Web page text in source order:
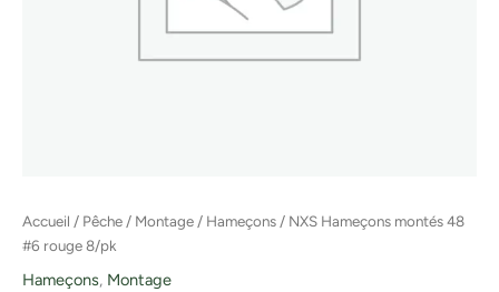
Accueil / Pêche / Montage / Hameçons / NXS Hameçons montés 48
#6 rouge 8/pk
Hameçons, Montage